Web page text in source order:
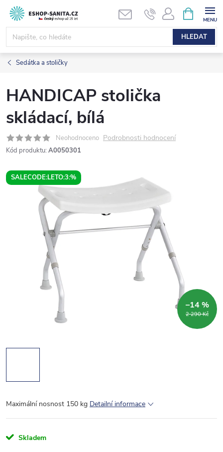
Přejít
obsah
HLEDAT
NÁKUPNÍ
KOŠÍK
Sedátka a stoličky
HANDICAP stolička
skládací, bílá
Neohodnoceno Podrobnosti hodnocení
Kód produktu: A0050301
SALECODE:LETO:3:%
2 290 Kč
–14 %
Maximální nosnost 150 kg Detailní informace
Skladem